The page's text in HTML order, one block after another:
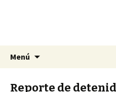
La Yunta de
La nueva opción en
Menú
Reporte de